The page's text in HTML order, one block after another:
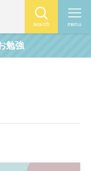
search menu
勉強